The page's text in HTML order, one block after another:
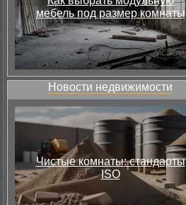
мебель под размер комнаты
Новости недвижимости
Чистые комнаты: стандарты
ISO